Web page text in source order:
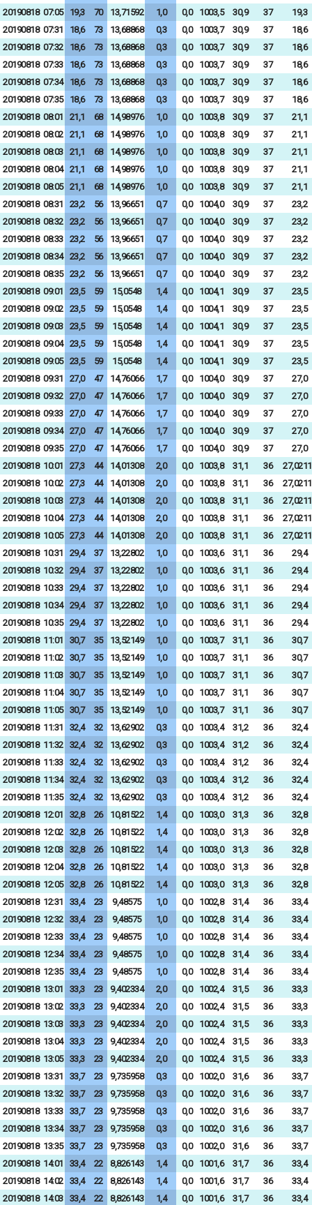
20190818 07:05 19,3 70 13,71592 1,0 0,0 1003,5 30,9 37
19,3
20190818 07:31 18,6 73 13,68868 0,3 0,0 1003,7 30,9 37
18,6
20190818 07:32 18,6 73 13,68868 0,3 0,0 1003,7 30,9 37
18,6
20190818 07:33 18,6 73 13,68868 0,3 0,0 1003,7 30,9 37
18,6
20190818 07:34 18,6 73 13,68868 0,3 0,0 1003,7 30,9 37
18,6
20190818 07:35 18,6 73 13,68868 0,3 0,0 1003,7 30,9 37
18,6
20190818 08:01 21,1 68 14,98976 1,0 0,0 1003,8 30,9 37
21,1
20190818 08:02 21,1 68 14,98976 1,0 0,0 1003,8 30,9 37
21,1
20190818 08:03 21,1 68 14,98976 1,0 0,0 1003,8 30,9 37
21,1
20190818 08:04 21,1 68 14,98976 1,0 0,0 1003,8 30,9 37
21,1
20190818 08:05 21,1 68 14,98976 1,0 0,0 1003,8 30,9 37
21,1
20190818 08:31 23,2 56 13,96651 0,7 0,0 1004,0 30,9 37
23,2
20190818 08:32 23,2 56 13,96651 0,7 0,0 1004,0 30,9 37
23,2
20190818 08:33 23,2 56 13,96651 0,7 0,0 1004,0 30,9 37
23,2
20190818 08:34 23,2 56 13,96651 0,7 0,0 1004,0 30,9 37
23,2
20190818 08:35 23,2 56 13,96651 0,7 0,0 1004,0 30,9 37
23,2
20190818 09:01 23,5 59 15,0548 1,4 0,0 1004,1 30,9 37
23,5
20190818 09:02 23,5 59 15,0548 1,4 0,0 1004,1 30,9 37
23,5
20190818 09:03 23,5 59 15,0548 1,4 0,0 1004,1 30,9 37
23,5
20190818 09:04 23,5 59 15,0548 1,4 0,0 1004,1 30,9 37
23,5
20190818 09:05 23,5 59 15,0548 1,4 0,0 1004,1 30,9 37
23,5
20190818 09:31 27,0 47 14,76066 1,7 0,0 1004,0 30,9 37
27,0
20190818 09:32 27,0 47 14,76066 1,7 0,0 1004,0 30,9 37
27,0
20190818 09:33 27,0 47 14,76066 1,7 0,0 1004,0 30,9 37
27,0
20190818 09:34 27,0 47 14,76066 1,7 0,0 1004,0 30,9 37
27,0
20190818 09:35 27,0 47 14,76066 1,7 0,0 1004,0 30,9 37
27,0
20190818 10:01 27,3 44 14,01308 2,0 0,0 1003,8 31,1 36
20190818 10:02 27,3 44 14,01308 2,0 0,0 1003,8 31,1 36
20190818 10:03 27,3 44 14,01308 2,0 0,0 1003,8 31,1 36
20190818 10:04 27,3 44 14,01308 2,0 0,0 1003,8 31,1 36
20190818 10:05 27,3 44 14,01308 2,0 0,0 1003,8 31,1 36
20190818 10:31 29,4 37 13,22802 1,0 0,0 1003,6 31,1 36
29,4
20190818 10:32 29,4 37 13,22802 1,0 0,0 1003,6 31,1 36
29,4
20190818 10:33 29,4 37 13,22802 1,0 0,0 1003,6 31,1 36
29,4
20190818 10:34 29,4 37 13,22802 1,0 0,0 1003,6 31,1 36
29,4
20190818 10:35 29,4 37 13,22802 1,0 0,0 1003,6 31,1 36
29,4
20190818 11:01 30,7 35 13,52149 1,0 0,0 1003,7 31,1 36
30,7
20190818 11:02 30,7 35 13,52149 1,0 0,0 1003,7 31,1 36
30,7
20190818 11:03 30,7 35 13,52149 1,0 0,0 1003,7 31,1 36
30,7
20190818 11:04 30,7 35 13,52149 1,0 0,0 1003,7 31,1 36
30,7
20190818 11:05 30,7 35 13,52149 1,0 0,0 1003,7 31,1 36
30,7
20190818 11:31 32,4 32 13,62902 0,3 0,0 1003,4 31,2 36
32,4
20190818 11:32 32,4 32 13,62902 0,3 0,0 1003,4 31,2 36
32,4
20190818 11:33 32,4 32 13,62902 0,3 0,0 1003,4 31,2 36
32,4
20190818 11:34 32,4 32 13,62902 0,3 0,0 1003,4 31,2 36
32,4
20190818 11:35 32,4 32 13,62902 0,3 0,0 1003,4 31,2 36
32,4
20190818 12:01 32,8 26 10,81522 1,4 0,0 1003,0 31,3 36
32,8
20190818 12:02 32,8 26 10,81522 1,4 0,0 1003,0 31,3 36
32,8
20190818 12:03 32,8 26 10,81522 1,4 0,0 1003,0 31,3 36
32,8
20190818 12:04 32,8 26 10,81522 1,4 0,0 1003,0 31,3 36
32,8
20190818 12:05 32,8 26 10,81522 1,4 0,0 1003,0 31,3 36
32,8
20190818 12:31 33,4 23 9,48575 1,0 0,0 1002,8 31,4 36
33,4
20190818 12:32 33,4 23 9,48575 1,0 0,0 1002,8 31,4 36
33,4
20190818 12:33 33,4 23 9,48575 1,0 0,0 1002,8 31,4 36
33,4
20190818 12:34 33,4 23 9,48575 1,0 0,0 1002,8 31,4 36
33,4
20190818 12:35 33,4 23 9,48575 1,0 0,0 1002,8 31,4 36
33,4
20190818 13:01 33,3 23 9,402334 2,0 0,0 1002,4 31,5 36
33,3
20190818 13:02 33,3 23 9,402334 2,0 0,0 1002,4 31,5 36
33,3
20190818 13:03 33,3 23 9,402334 2,0 0,0 1002,4 31,5 36
33,3
20190818 13:04 33,3 23 9,402334 2,0 0,0 1002,4 31,5 36
33,3
20190818 13:05 33,3 23 9,402334 2,0 0,0 1002,4 31,5 36
33,3
20190818 13:31 33,7 23 9,735958 0,3 0,0 1002,0 31,6 36
33,7
20190818 13:32 33,7 23 9,735958 0,3 0,0 1002,0 31,6 36
33,7
20190818 13:33 33,7 23 9,735958 0,3 0,0 1002,0 31,6 36
33,7
20190818 13:34 33,7 23 9,735958 0,3 0,0 1002,0 31,6 36
33,7
20190818 13:35 33,7 23 9,735958 0,3 0,0 1002,0 31,6 36
33,7
20190818 14:01 33,4 22 8,826143 1,4 0,0 1001,6 31,7 36
33,4
20190818 14:02 33,4 22 8,826143 1,4 0,0 1001,6 31,7 36
33,4
20190818 14:03 33,4 22 8,826143 1,4 0,0 1001,6 31,7 36
33,4